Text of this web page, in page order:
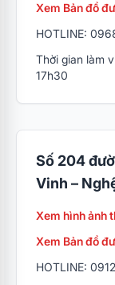
Xem Bản đồ
HOTLINE:
Thời gian làm
17h30
Số 204
Vinh –
Xem hình ảnh
Xem Bản đồ
HOTLINE: